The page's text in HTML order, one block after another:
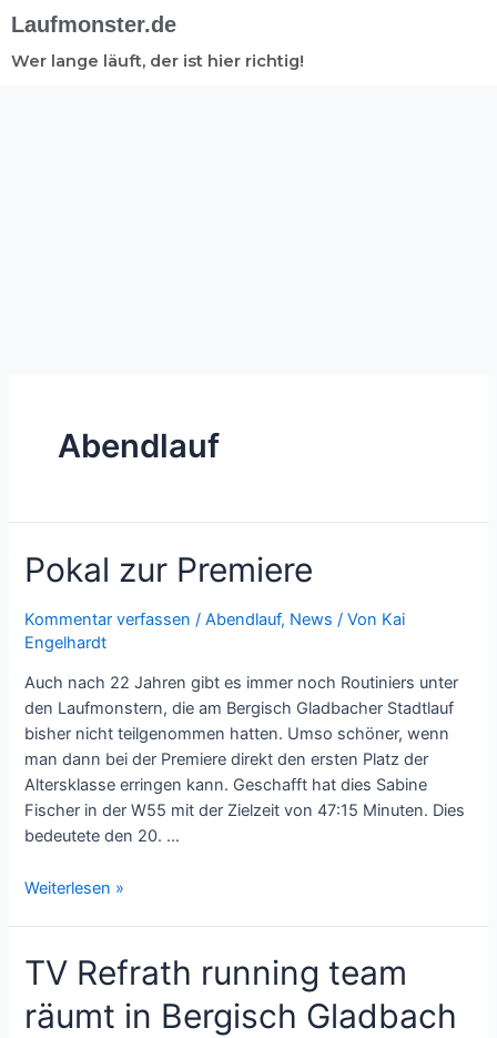
Laufmonster.de
Wer lange läuft, der ist hier richtig!
Abendlauf
Pokal zur Premiere
Kommentar verfassen /Abendlauf, News / Von Kai
Engelhardt
Auch nach 22 Jahren gibt es immer noch Routiniers unter
den Laufmonstern, die am Bergisch Gladbacher Stadtlauf
bisher nicht teilgenommen hatten. Umso schöner, wenn
man dann bei der Premiere direkt den ersten Platz der
Altersklasse erringen kann. Geschafft hat dies Sabine
Fischer in der W55 mit der Zielzeit von 47:15 Minuten. Dies
bedeutete den 20. …
Weiterlesen »
TV Refrath running team
räumt in Bergisch Gladbach